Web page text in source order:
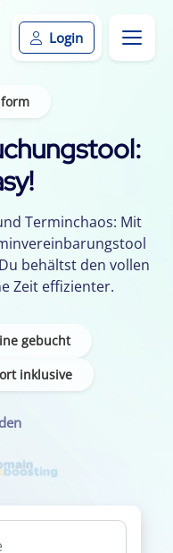
Login
Terminchaos: Mit
behältst den vollen
Zeit effizienter.
gebucht
inklusive